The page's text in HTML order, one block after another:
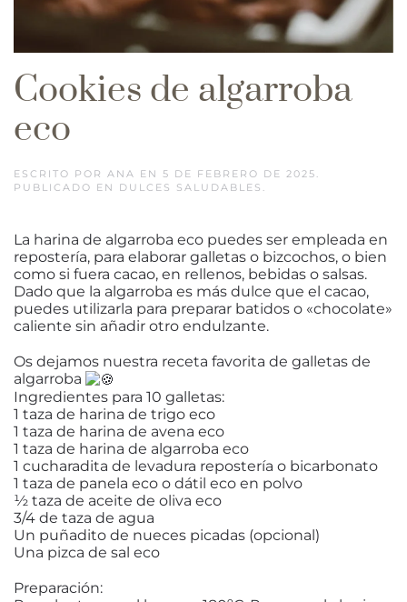
Cookies de algarroba
eco
ESCRITO POR ANA EN 5 DE FEBRERO DE 2025 .
PUBLICADO EN DULCES SALUDABLES .
La harina de algarroba eco puedes ser empleada en
repostería, para elaborar galletas o bizcochos, o bien
como si fuera cacao, en rellenos, bebidas o salsas.
Dado que la algarroba es más dulce que el cacao,
puedes utilizarla para preparar batidos o «chocolate»
caliente sin añadir otro endulzante.
Os dejamos nuestra receta favorita de galletas de
algarroba
Ingredientes para 10 galletas:
1 taza de harina de trigo eco
1 taza de harina de avena eco
1 taza de harina de algarroba eco
1 cucharadita de levadura repostería o bicarbonato
1 taza de panela eco o dátil eco en polvo
½ taza de aceite de oliva eco
3/4 de taza de agua
Un puñadito de nueces picadas (opcional)
Una pizca de sal eco
Preparación: